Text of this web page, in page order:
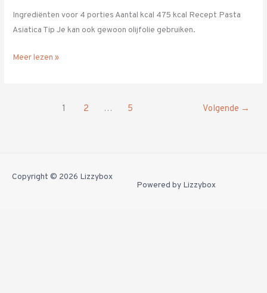
Ingrediënten voor 4 porties Aantal kcal 475 kcal Recept Pasta
Asiatica Tip Je kan ook gewoon olijfolie gebruiken.
Meer lezen »
1 2 … 5 Volgende →
Copyright © 2026 Lizzybox
Powered by Lizzybox